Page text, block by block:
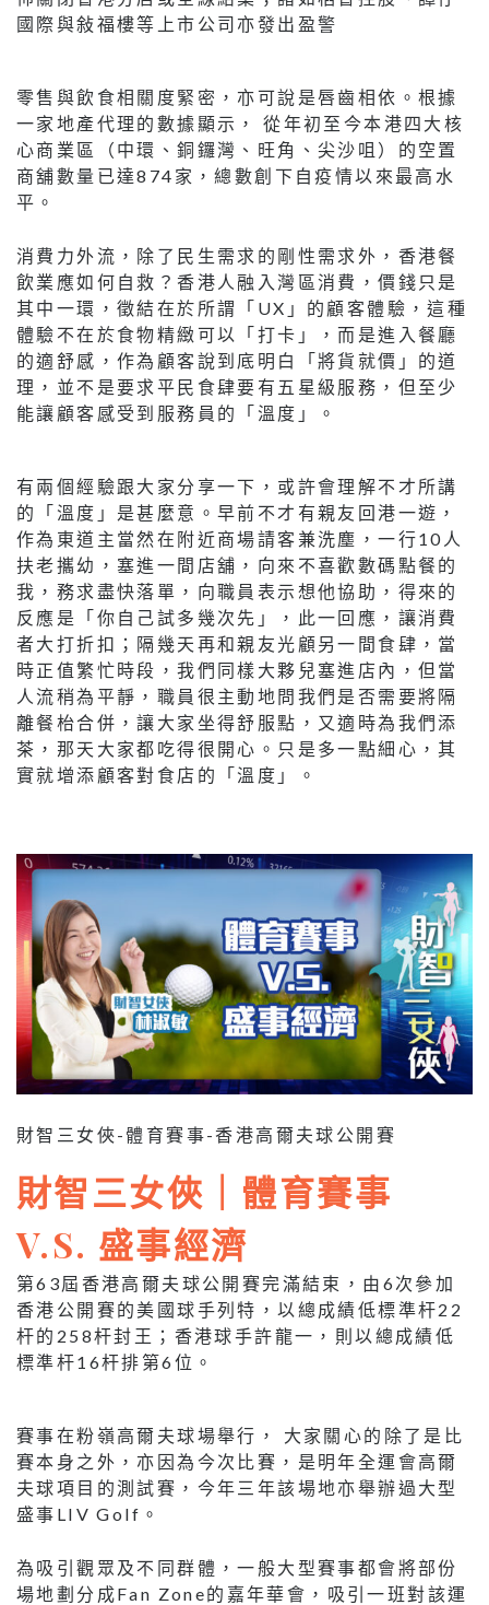
國際與敍福樓等上市公司亦發出盈警
零售與飲食相關度緊密，亦可說是唇齒相依。根據
一家地產代理的數據顯示， 從年初至今本港四大核
心商業區（中環、銅鑼灣、旺角、尖沙咀）的空置
商舖數量已達874家，總數創下自疫情以來最高水
平。
消費力外流，除了民生需求的剛性需求外，香港餐
飲業應如何自救？香港人融入灣區消費，價錢只是
其中一環，徵結在於所謂「UX」的顧客體驗，這種
體驗不在於食物精緻可以「打卡」，而是進入餐廳
的適舒感，作為顧客說到底明白「將貨就價」的道
理，並不是要求平民食肆要有五星級服務，但至少
能讓顧客感受到服務員的「溫度」。
有兩個經驗跟大家分享一下，或許會理解不才所講
的「溫度」是甚麼意。早前不才有親友回港一遊，
作為東道主當然在附近商場請客兼洗塵，一行10人
扶老攜幼，塞進一間店舖，向來不喜歡數碼點餐的
我，務求盡快落單，向職員表示想他協助，得來的
反應是「你自己試多幾次先」，此一回應，讓消費
者大打折扣；隔幾天再和親友光顧另一間食肆，當
時正值繁忙時段，我們同樣大夥兒塞進店內，但當
人流稍為平靜，職員很主動地問我們是否需要將隔
離餐枱合併，讓大家坐得舒服點，又適時為我們添
茶，那天大家都吃得很開心。只是多一點細心，其
實就增添顧客對食店的「溫度」。
財智三女俠-體育賽事-香港高爾夫球公開賽
財智三女俠｜體育賽事
V.S. 盛事經濟
第63屆香港高爾夫球公開賽完滿結束，由6次參加
香港公開賽的美國球手列特，以總成績低標準杆22
杆的258杆封王；香港球手許龍一，則以總成績低
標準杆16杆排第6位。
賽事在粉嶺高爾夫球場舉行， 大家關心的除了是比
賽本身之外，亦因為今次比賽，是明年全運會高爾
夫球項目的測試賽，今年三年該場地亦舉辦過大型
盛事LIV Golf。
為吸引觀眾及不同群體，一般大型賽事都會將部份
場地劃分成Fan Zone的嘉年華會，吸引一班對該運